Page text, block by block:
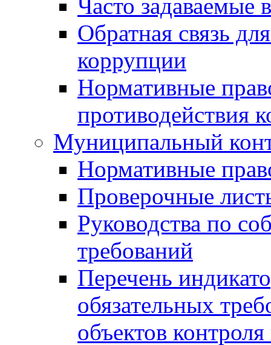
Часто задаваемые
Обратная связь
коррупции
Нормативные
противодействия
Муниципальный
Нормативные
Проверочные
Руководства по
требований
Перечень
обязательных
объектов